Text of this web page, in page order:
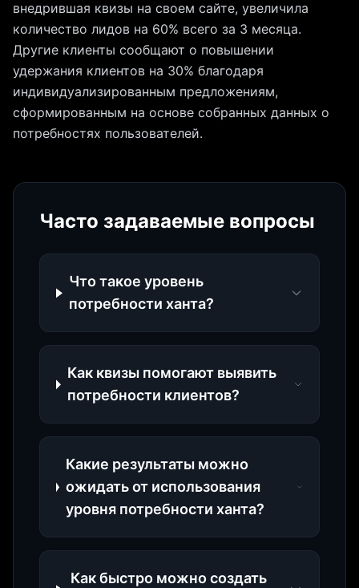
внедрившая квизы на своем сайте, увеличила
количество лидов на 60% всего за 3 месяца.
Другие клиенты сообщают о повышении
удержания клиентов на 30% благодаря
индивидуализированным предложениям,
сформированным на основе собранных данных о
потребностях пользователей.
Часто задаваемые вопросы
Что такое уровень
потребности ханта?
Как квизы помогают выявить
потребности клиентов?
Какие результаты можно
ожидать от использования
уровня потребности ханта?
Как быстро можно создать